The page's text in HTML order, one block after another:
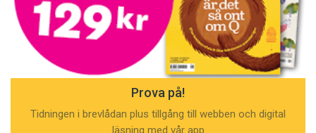
Prova på!
Tidningen i brevlådan plus tillgång till webben och digital
läsning med vår app